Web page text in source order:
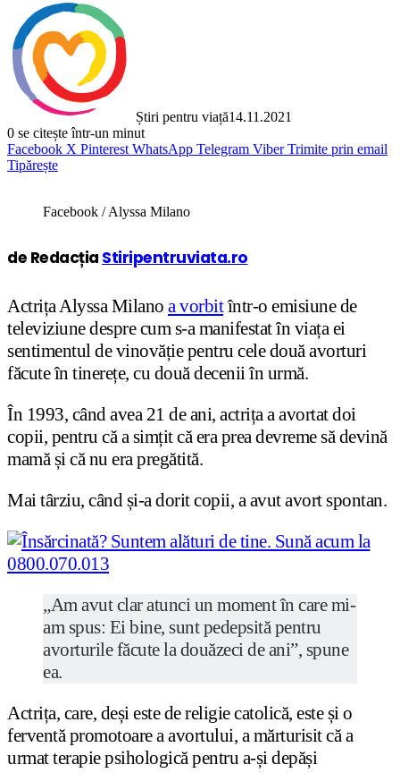
Știri pentru viață14.11.2021
0 se citește într-un minut
Facebook X Pinterest WhatsApp Telegram Viber Trimite prin email
Tipărește
Facebook / Alyssa Milano
de Redacția Stiripentruviata.ro
Actrița Alyssa Milano a vorbitîntr-o emisiune de
televiziune despre cum s-a manifestat în viața ei
sentimentul de vinovăție pentru cele două avorturi
făcute în tinerețe, cu două decenii în urmă.
În 1993, când avea 21 de ani, actrița a avortat doi
copii, pentru că a simțit că era prea devreme să devină
mamă și că nu era pregătită.
Mai târziu, când și-a dorit copii, a avut avort spontan.
„Am avut clar atunci un moment în care mi-
am spus: Ei bine, sunt pedepsită pentru
avorturile făcute la douăzeci de ani”, spune
ea.
Actrița, care, deși este de religie catolică, este și o
ferventă promotoare a avortului, a mărturisit că a
urmat terapie psihologică pentru a-și depăși